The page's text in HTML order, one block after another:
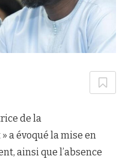
de la
a évoqué la mise en
ainsi que l’absence